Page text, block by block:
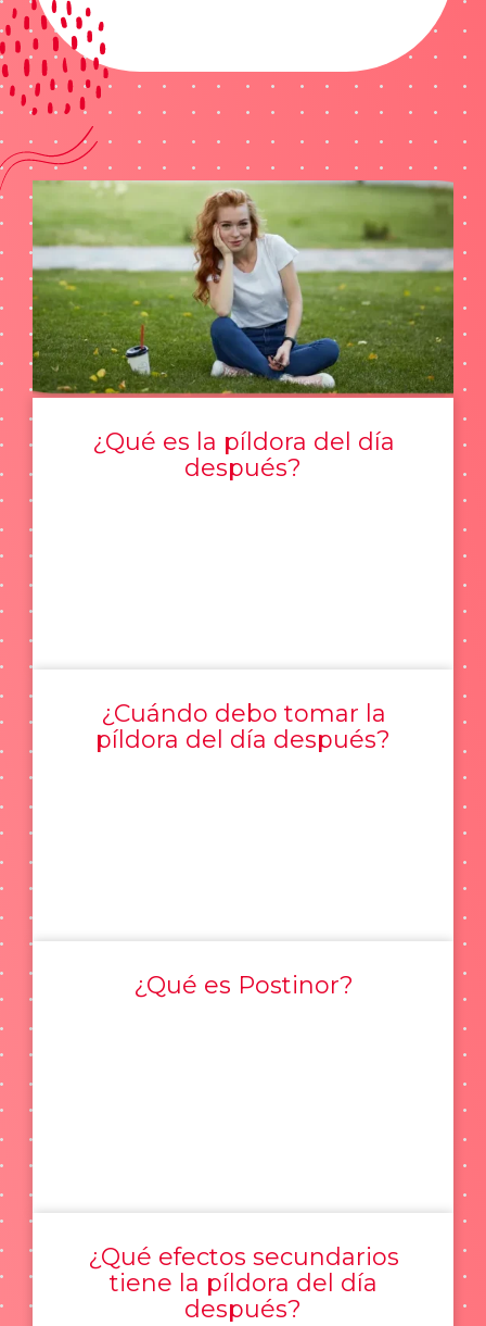
¿Qué es la píldora del día
después?
¿Cuándo debo tomar la
píldora del día después?
¿Qué es Postinor?
¿Qué efectos secundarios
tiene la píldora del día
después?